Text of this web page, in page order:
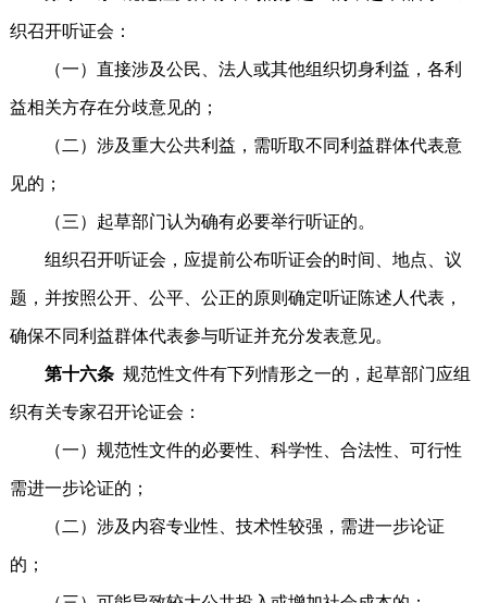
织召开听证会：
（一）直接涉及公民、法人或其他组织切身利益，各利
益相关方存在分歧意见的；
（二）涉及重大公共利益，需听取不同利益群体代表意
见的；
（三）起草部门认为确有必要举行听证的。
组织召开听证会，应提前公布听证会的时间、地点、议
题，并按照公开、公平、公正的原则确定听证陈述人代表，
确保不同利益群体代表参与听证并充分发表意见。
第十六条 规范性文件有下列情形之一的，起草部门应组
织有关专家召开论证会：
（一）规范性文件的必要性、科学性、合法性、可行性
需进一步论证的；
（二）涉及内容专业性、技术性较强，需进一步论证
的；